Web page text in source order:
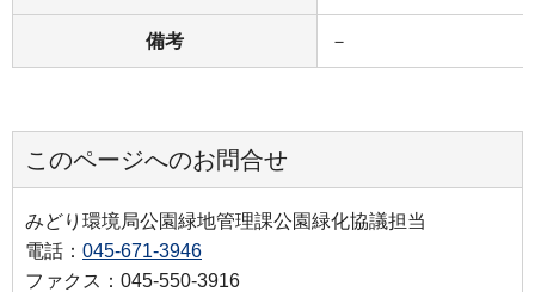
備考 －
このページへのお問合せ
みどり環境局公園緑地管理課公園緑化協議担当
電話： 045-671-3946
ファクス：045-550-3916